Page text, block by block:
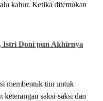
kabur. Ketika ditemukan
Istri Doni pun Akhirnya
membentuk tim untuk
saksi-saksi dan